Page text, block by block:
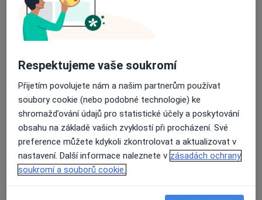
č.d. 317,Opatov 56912
Dostupnost
Na této adrese online kalendář není aktivní
Co mám v takové situaci udělat?
Způsoby platby (soukromé návštěvy)
Na teto adrese lékař přijímá pacienty na pojišťovnu
Detaily
o adrese
Respektujeme vaše soukromí
Přijetím povolujete nám a našim partnerům používat
soubory cookie (nebo podobné technologie) ke
shromažďování údajů pro statistické účely a poskytování
obsahu na základě vašich zvyklostí při procházení. Své
preference můžete kdykoli zkontrolovat a aktualizovat v
nastavení. Další informace naleznete v zásadách ochrany
soukromí a souborů cookie.